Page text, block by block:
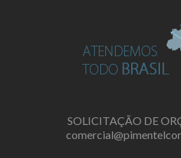
SOLICITAÇÃO DE